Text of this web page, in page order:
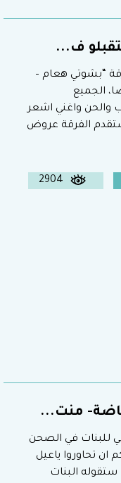
ف...
“بشوتي هعام –
الجميع
والحن واغني اشعر
ستقدم الفرقة عروض
2904
منت...
للبنات في الصحن
ان تحاوروا ياعيل
البنات